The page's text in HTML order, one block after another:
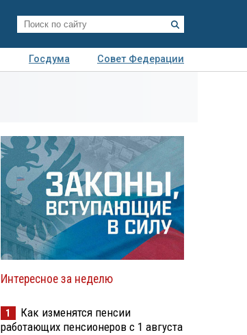
Госдума
Совет Федерации
Интересное за неделю
1
Как изменятся пенсии
работающих пенсионеров с 1 августа